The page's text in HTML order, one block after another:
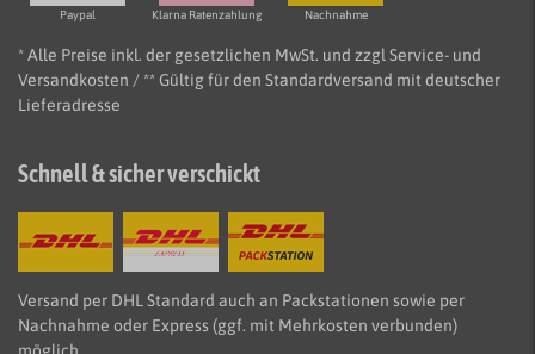
Paypal Klarna Ratenzahlung Nachnahme
* Alle Preise inkl. der gesetzlichen MwSt. und zzgl Service- und
Versandkosten / ** Gültig für den Standardversand mit deutscher
Lieferadresse
Schnell & sicher verschickt
Versand per DHL Standard auch an Packstationen sowie per
Nachnahme oder Express (ggf. mit Mehrkosten verbunden)